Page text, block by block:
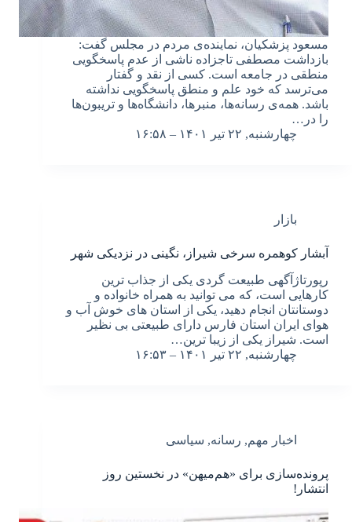
مسعود پزشکیان، نماینده‌ی مردم در مجلس گفت:
بازداشت‌ مصطفی تاجزاده ناشی از عدم پاسخگویی
منطقی در جامعه است. کسی از نقد و گفتار
می‌ترسد که خود علم و منطق پاسخگویی نداشته
باشد. همه‌ی رسانه‌ها، منبرها، دانشگاه‌ها و تریبون‌ها
را در…
چهارشنبه, ۲۲ تیر ۱۴۰۱ – ۱۶:۵۸
بازار
آبشار کوهمره سرخی شیراز، نگینی در نزدیکی شهر
رپورتاژآگهی طبیعت گردی یکی از جذاب ترین
کارهایی است، که می توانید به همراه خانواده و
دوستانتان انجام دهید، یکی از استان های خوش آب و
هوای ایران استان فارس دارای طبیعتی بی نظیر
است. شیراز یکی از زیبا ترین…
چهارشنبه, ۲۲ تیر ۱۴۰۱ – ۱۶:۵۳
اخبار مهم, رسانه, سیاسی
پرونده‌سازی برای «هم‌میهن» در نخستین روز
انتشار!